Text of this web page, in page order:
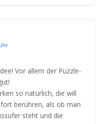
Vor allem der Puzzle-
so natürlich, die will
berühren, als ob man
steht und die